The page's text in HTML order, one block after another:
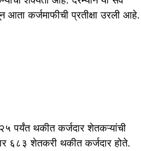
आता कर्जमाफीची प्रतीक्षा उरली आहे.
पर्यंत थकीत कर्जदार शेतकऱ्यांची
६८३ शेतकरी थकीत कर्जदार होते.